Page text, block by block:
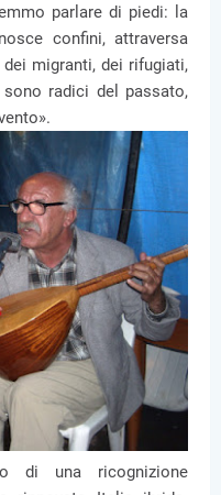
parlare di piedi: la
confini, attraversa
migranti, dei rifugiati,
radici del passato,
di una ricognizione